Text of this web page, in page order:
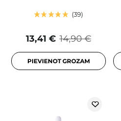
39
14,90 €
13,41 €
PIEVIENOT GROZAM